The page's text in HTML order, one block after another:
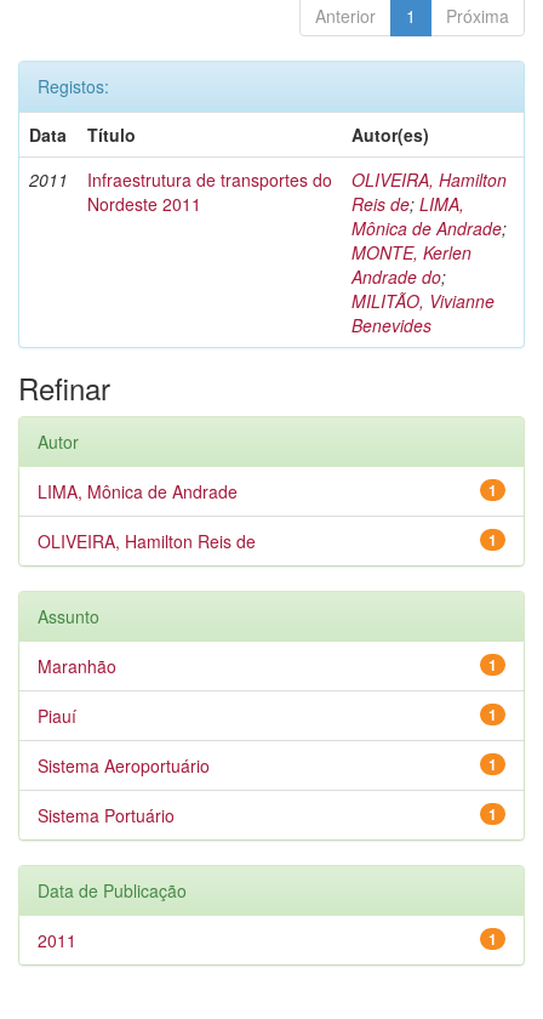
Anterior 1 Próxima
Registos:
Data
Título
Autor(es)
2011
Infraestrutura de transportes do
Nordeste 2011
OLIVEIRA, Hamilton
Reis de; LIMA,
Mônica de Andrade;
MONTE, Kerlen
Andrade do;
MILITÃO, Vivianne
Benevides
Refinar
Autor
1
LIMA, Mônica de Andrade
1
OLIVEIRA, Hamilton Reis de
Assunto
1
Maranhão
1
Piauí
1
Sistema Aeroportuário
1
Sistema Portuário
Data de Publicação
1
2011